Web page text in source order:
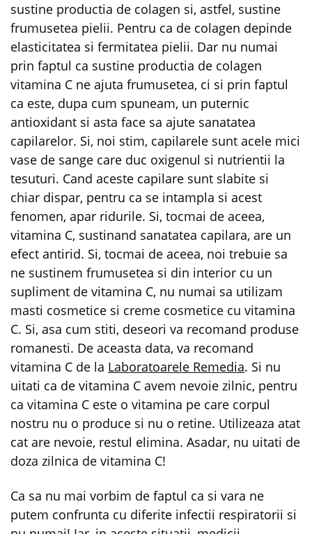
sustine productia de colagen si, astfel, sustine
frumusetea pielii. Pentru ca de colagen depinde
elasticitatea si fermitatea pielii. Dar nu numai
prin faptul ca sustine productia de colagen
vitamina C ne ajuta frumusetea, ci si prin faptul
ca este, dupa cum spuneam, un puternic
antioxidant si asta face sa ajute sanatatea
capilarelor. Si, noi stim, capilarele sunt acele mici
vase de sange care duc oxigenul si nutrientii la
tesuturi. Cand aceste capilare sunt slabite si
chiar dispar, pentru ca se intampla si acest
fenomen, apar ridurile. Si, tocmai de aceea,
vitamina C, sustinand sanatatea capilara, are un
efect antirid. Si, tocmai de aceea, noi trebuie sa
ne sustinem frumusetea si din interior cu un
supliment de vitamina C, nu numai sa utilizam
masti cosmetice si creme cosmetice cu vitamina
C. Si, asa cum stiti, deseori va recomand produse
romanesti. De aceasta data, va recomand
vitamina C de la Laboratoarele Remedia. Si nu
uitati ca de vitamina C avem nevoie zilnic, pentru
ca vitamina C este o vitamina pe care corpul
nostru nu o produce si nu o retine. Utilizeaza atat
cat are nevoie, restul elimina. Asadar, nu uitati de
doza zilnica de vitamina C!
Ca sa nu mai vorbim de faptul ca si vara ne
putem confrunta cu diferite infectii respiratorii si